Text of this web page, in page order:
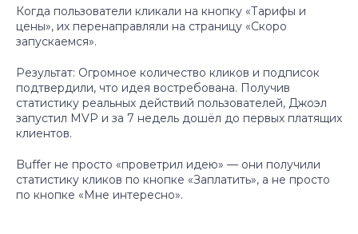
Когда пользователи кликали на кнопку «Тарифы и
цены», их перенаправляли на страницу «Скоро
запускаемся».
Результат: Огромное количество кликов и подписок
подтвердили, что идея востребована. Получив
статистику реальных действий пользователей, Джоэл
запустил MVP и за 7 недель дошёл до первых платящих
клиентов.
Buffer не просто «проветрил идею» — они получили
статистику кликов по кнопке «Заплатить», а не просто
по кнопке «Мне интересно».